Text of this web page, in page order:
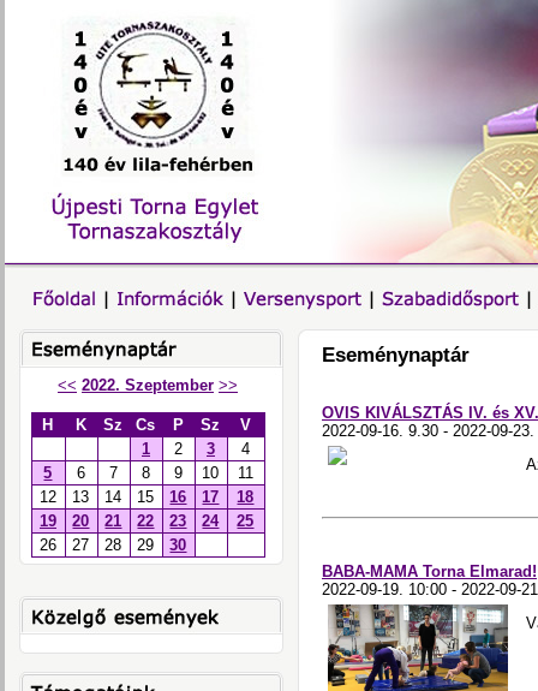
<< 2022. Szeptember >>
H K Sz Cs P Sz
V
1
2 3
4
5
6 7 8 9 10
11
12
13 14 15 16 17
18
19
20 21 22 23 24
25
26
27 28 29 30
Eseménynaptár
OVIS KIVÁLSZTÁS IV. és
2022-09-16. 9.30 - 2022-09-23.
BABA-MAMA Torna Elmarad!
2022-09-19. 10:00 - 2022-09-